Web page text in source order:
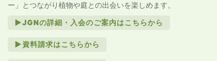
ー」とつながり植物や庭との出会いを楽しめます。
►JGNの詳細・入会のご案内はこちらから
►資料請求はこちらから